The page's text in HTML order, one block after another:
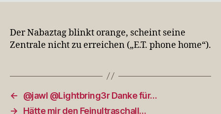
sc…
Der Nabaztag blinkt orange, scheint seine
Zentrale nicht zu erreichen („E.T. phone home“).
←
@jawl @Lightbring3r Danke für…
→
Hätte mir den Feinultraschall…